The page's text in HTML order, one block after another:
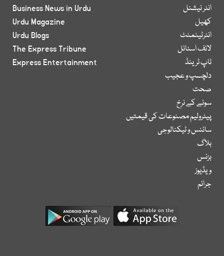
انٹر نیشنل
کھیل
انٹرٹینمنٹ
لائف اسٹائل
ٹاپ ٹرینڈ
دلچسپ و عجیب
صحت
سونے کے نرخ
پیٹرولیم مصنوعات کی قیمتیں
سائنس و ٹیکنالوجی
بلاگ
بزنس
ویڈیوز
جرائم
Business News in Urdu
Urdu Magazine
Urdu Blogs
The Express Tribune
Express Entertainment